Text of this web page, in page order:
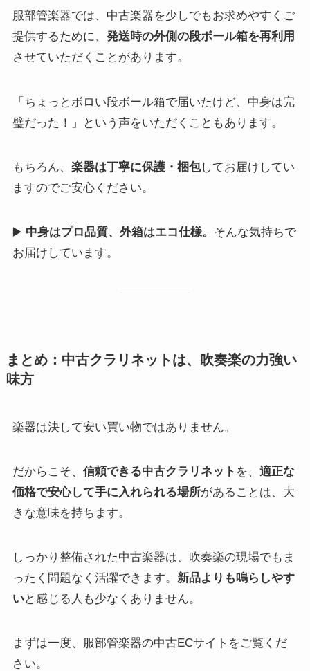
服部管楽器では、中古楽器を少しでもお求めやすくご
提供するために、 発送時の外側の段ボール箱を再利用
させていただくことがあります。
「ちょっとボロい段ボール箱で届いたけど、中身は完
璧だった！」という声をいただくこともあります。
もちろん、 楽器は丁寧に保護・梱包してお届けしてい
ますのでご安心ください。
▶️ 中身はプロ品質、外箱はエコ仕様。 そんな気持ちで
お届けしています。
まとめ：中古クラリネットは、吹奏楽の力強い
味方
楽器は決して安い買い物ではありません。
だからこそ、 信頼できる中古クラリネット を、 適正な
価格で安心して手に入れられる場所があることは、大
きな意味を持ちます。
しっかり整備された中古楽器は、吹奏楽の現場でもま
ったく問題なく活躍できます。 新品よりも鳴らしやす
いと感じる人も少なくありません。
まずは一度、服部管楽器の中古ECサイトをご覧くだ
さい。